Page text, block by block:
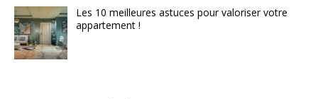
Les 10 meilleures astuces pour valoriser votre
appartement !